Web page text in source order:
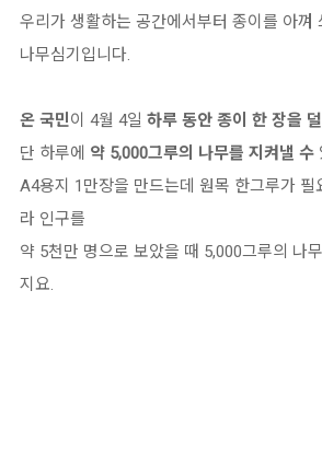
우리가 생활하는 공간에서부터 종이를 아껴
나무심기입니다.
온 국민이 4월 4일 하루 동안 종이 한 장을 덜
단 하루에 약 5,000그루의 나무를 지켜낼 수
A4용지 1만장을 만드는데 원목 한그루가 필
라 인구를
약 5천만 명으로 보았을 때 5,000그루의 나
지요.